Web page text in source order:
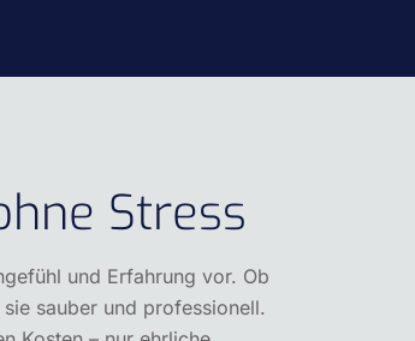
Stress
und Erfahrung vor. Ob
sauber und professionell.